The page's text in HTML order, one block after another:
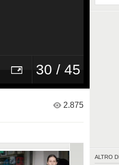
30 / 45
ALTRO DI
2.875